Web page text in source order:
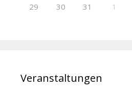
29 30 31 1
Veranstaltungen